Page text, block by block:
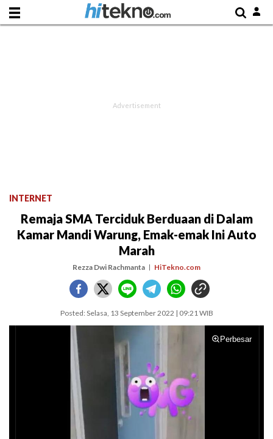
INTERNET
Remaja SMA Terciduk Berduaan di Dalam
Kamar Mandi Warung, Emak-emak Ini Auto
Marah
Rezza Dwi Rachmanta HiTekno.com
Posted: Selasa, 13 September 2022 | 09:21 WIB
Perbesar